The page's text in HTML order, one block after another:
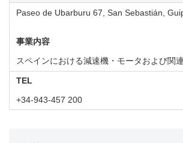
Paseo de Ubarburu 67, San Sebastián,
事業内容
スペインにおける減速機・モータおよび関
TEL
+34-943-457 200